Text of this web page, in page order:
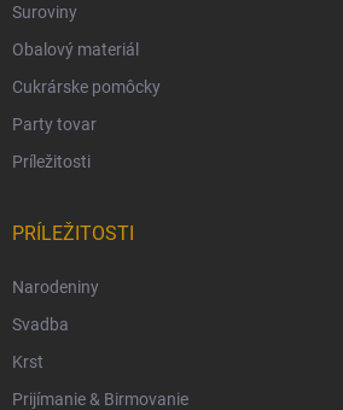
Suroviny
Obalový materiál
Cukrárske pomôcky
Party tovar
Príležitosti
PRÍLEŽITOSTI
Narodeniny
Svadba
Krst
Prijímanie & Birmovanie